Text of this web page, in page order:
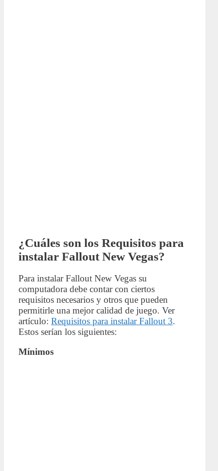
¿Cuáles son los Requisitos para
instalar Fallout New Vegas?
Para instalar Fallout New Vegas su
computadora debe contar con ciertos
requisitos necesarios y otros que pueden
permitirle una mejor calidad de juego. Ver
artículo: Requisitos para instalar Fallout 3.
Estos serían los siguientes:
Mínimos